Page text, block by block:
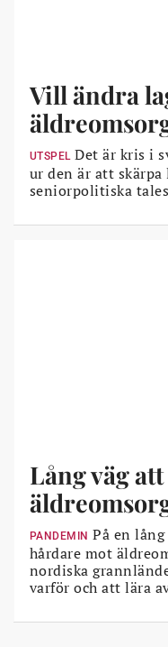
Vill ändra
UTSPELDet är kris i
ur den är att skärpa
seniorpolitiska
Lång väg
PANDEMIN På en
hårdare mot
nordiska
varför och att lära